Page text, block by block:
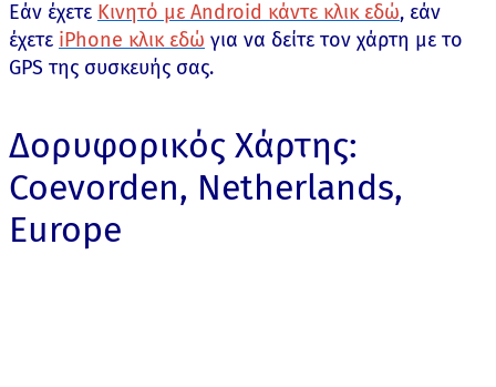
Εάν έχετε Κινητό με Android κάντε κλικ εδώ, εάν
έχετε iPhone κλικ εδώ για να δείτε τον χάρτη με το
GPS της συσκευής σας.
Δορυφορικός Χάρτης:
Coevorden, Netherlands,
Europe